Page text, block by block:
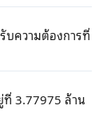
บความต้องการที่
ที่ 3.77975 ล้าน